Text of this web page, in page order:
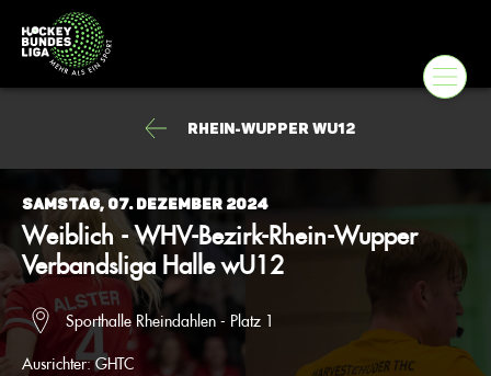
Rhein-Wupper wU12
Samstag, 07. Dezember 2024
Weiblich - WHV-Bezirk-Rhein-Wupper
Verbandsliga Halle wU12
Sporthalle Rheindahlen - Platz 1
Ausrichter:GHTC